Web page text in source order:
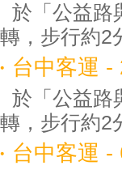
於「公益路
轉，步行約2
台中客運 -
於「公益路
轉，步行約2
台中客運 -